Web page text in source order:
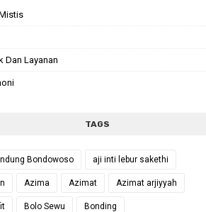
Dan Layanan
TAGS
Bondowoso aji inti lebur sakethi
Azima Azimat Azimat arjiyyah
Bolo Sewu Bonding